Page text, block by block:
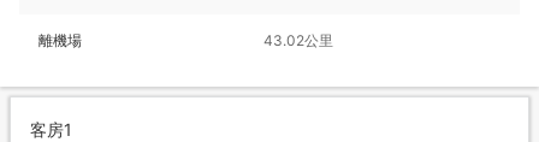
離機場 43.02公里
客房1